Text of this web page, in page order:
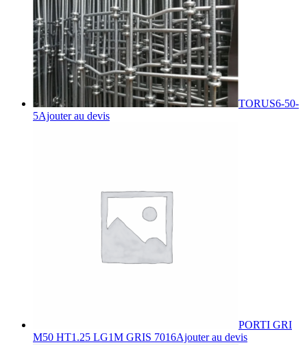
TORUS6-50-
5Ajouter au devis
PORTI GRI
M50 HT1.25 LG1M GRIS 7016Ajouter au devis